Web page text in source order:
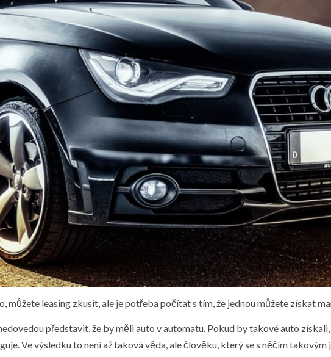
můžete leasing zkusit, ale je potřeba počítat s tím, že jednou můžete získat
představit, že by měli auto v automatu. Pokud by takové auto
Ve výsledku to není až taková věda, ale člověku, který se s něčím